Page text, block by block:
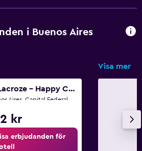
i Buenos Aires
Visa mer
Ps Lacroze - Happy Chic Peaceful Studio
kr
erbjudanden för